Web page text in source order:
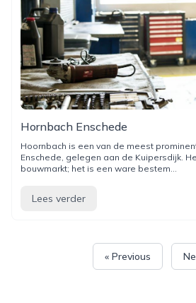
Hornbach Enschede
Hoornbach is een van de meest
Enschede, gelegen aan de Kuipersdijk.
bouwmarkt; het is een ware bestem...
Lees verder
« Previous